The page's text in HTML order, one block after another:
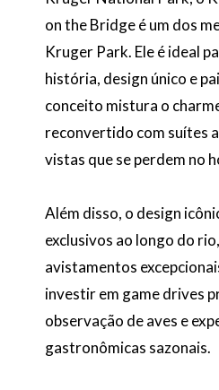
on the Bridge é um dos
Kruger Park. Ele é ideal
história, design único e
conceito mistura o
reconvertido com suítes
vistas que se perdem no
Além disso, o design
exclusivos ao longo do
avistamentos
investir em game drives
observação de aves e
gastronômicas sazonais.